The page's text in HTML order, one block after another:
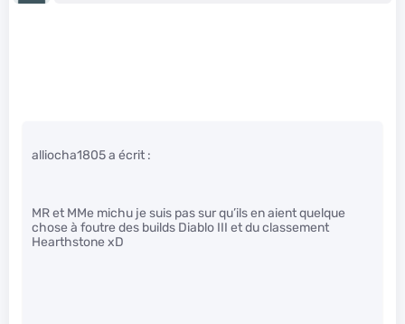
alliocha1805 a écrit :
MR et MMe michu je suis pas sur qu’ils en aient quelque
chose à foutre des builds Diablo III et du classement
Hearthstone xD